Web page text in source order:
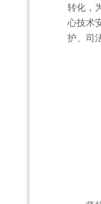
转化，
心技术
护、司